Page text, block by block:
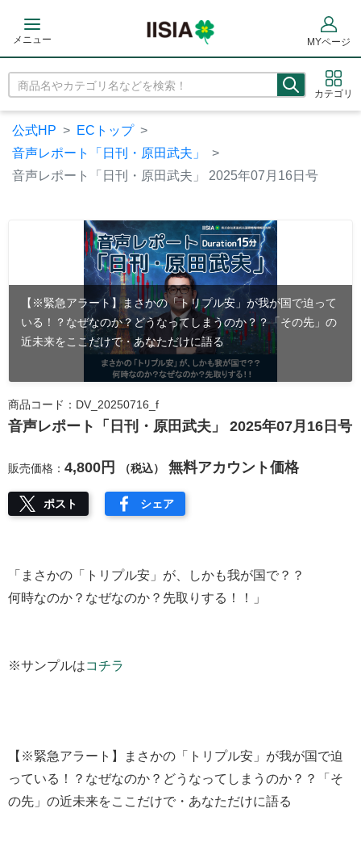
メニュー
カテゴリ
MYページ
公式HP
ECトップ
音声レポート「日刊・原田武夫」
音声レポート「日刊・原田武夫」 2025年07月16日号
【※緊急アラート】まさかの「トリプル安」が我が国で迫って
いる！？なぜなのか？どうなってしまうのか？？「その先」の
近未来をここだけで・あなただけに語る
商品コード：DV_20250716_f
音声レポート「日刊・原田武夫」 2025年07月16日号
販売価格： 4,800円 （税込） 無料アカウント価格
ポスト シェア
「まさかの「トリプル安」が、しかも我が国で？？
何時なのか？なぜなのか？先取りする！！」
※サンプルはコチラ
【※緊急アラート】まさかの「トリプル安」が我が国で迫
っている！？なぜなのか？どうなってしまうのか？？「そ
の先」の近未来をここだけで・あなただけに語る